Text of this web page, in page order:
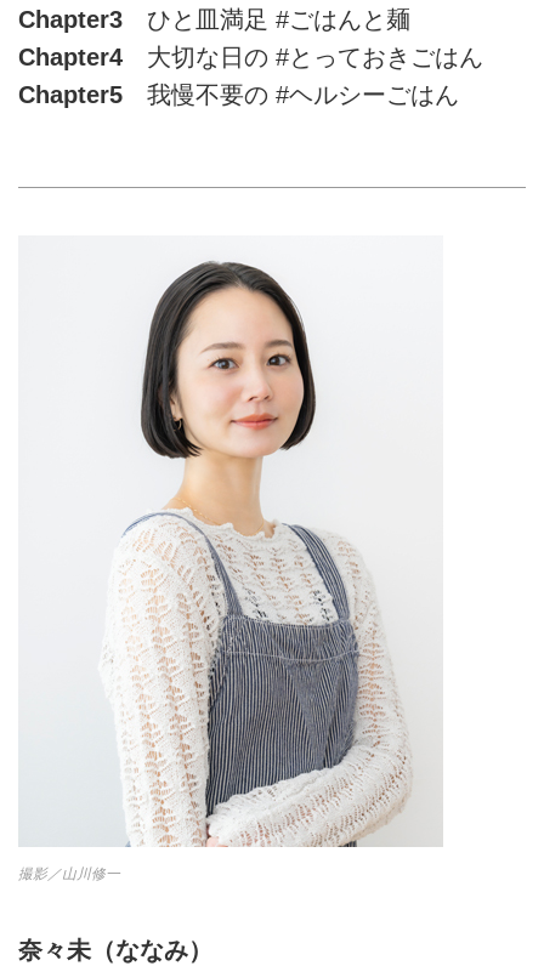
Chapter3 ひと皿満足 #ごはんと麺
Chapter4 大切な日の #とっておきごはん
Chapter5 我慢不要の #ヘルシーごはん
撮影／山川修一
奈々未（ななみ）